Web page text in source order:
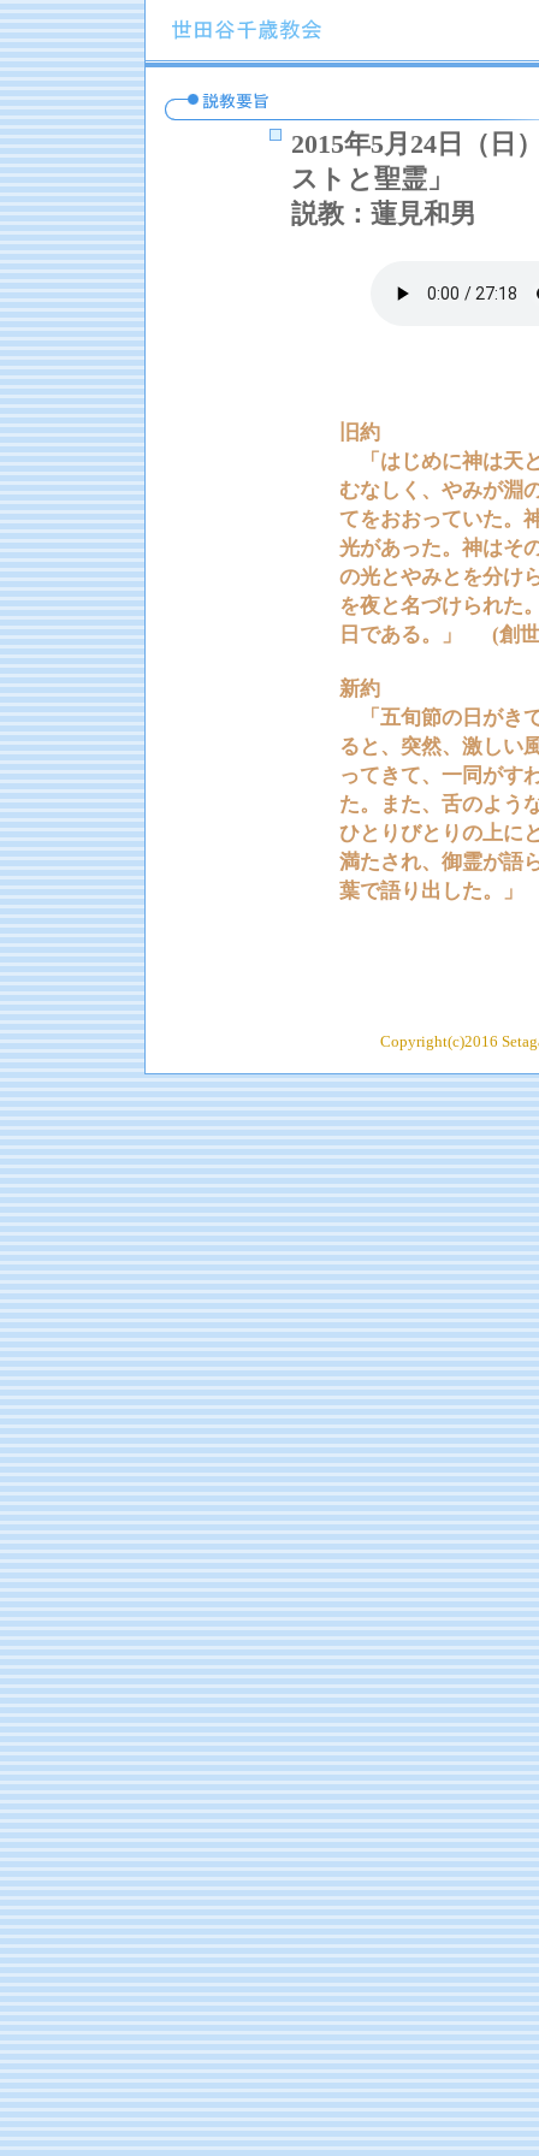
2015年5月24日（日
ストと聖霊」
説教：蓮見和男
旧約
「はじめに神は天
むなしく、やみが淵
てをおおっていた。
光があった。神はそ
の光とやみとを分け
を夜と名づけられた
日である。」 (創
新約
「五旬節の日がき
ると、突然、激しい
ってきて、一同がす
た。また、舌のよう
ひとりびとりの上に
満たされ、御霊が語
葉で語り出した。」
Copyright(c)2016